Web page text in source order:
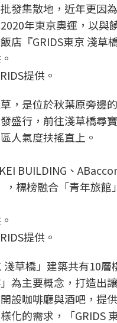
發集散地，近年更因
年東京奧運，以與
店『GRIDS東京 淺草
提供。
，是位於秋葉原旁邊
盛行，前往淺草橋尋
人氣度扶搖直上。
BUILDING、
，標榜融合「青年旅
提供。
淺草橋」建築共有10
為主要概念，打造出
設咖啡廳與酒吧，提
化的需求，「GRIDS